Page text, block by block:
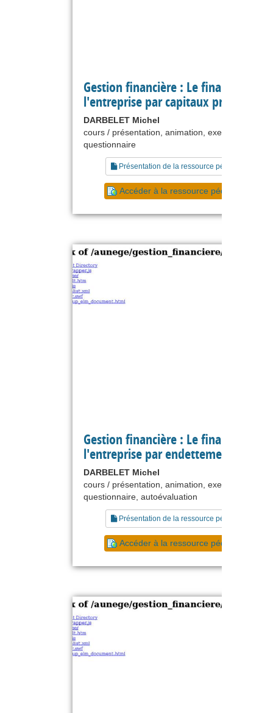
Gestion financière : Le financement
l'entreprise par capitaux propres
DARBELET Michel
cours / présentation, animation, exercice,
questionnaire
Présentation de la ressource pédagogique
Accéder à la ressource pédagogique
Gestion financière : Le financement
l'entreprise par endettement
DARBELET Michel
cours / présentation, animation, exercice,
questionnaire, autoévaluation
Présentation de la ressource pédagogique
Accéder à la ressource pédagogique